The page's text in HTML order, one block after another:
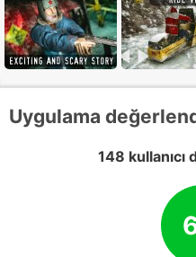
Uygulama
148